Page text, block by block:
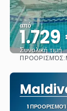
από
Συνολική τιμή
ΠΡΟΟΡΙΣΜΌΣ:
1 ΠΡΟΟΡΙΣΜΟΊ